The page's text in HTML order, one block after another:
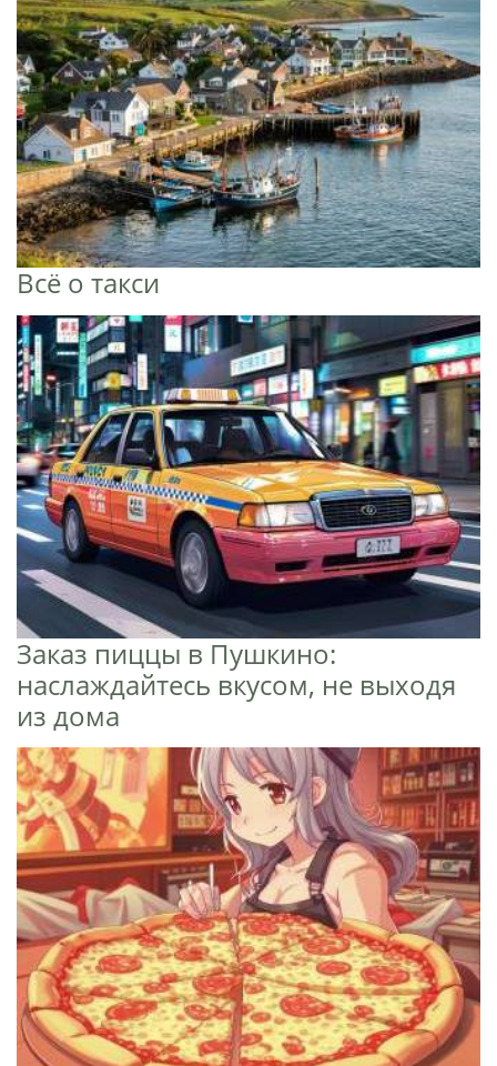
Всё о такси
Заказ пиццы в Пушкино:
наслаждайтесь вкусом, не выходя
из дома